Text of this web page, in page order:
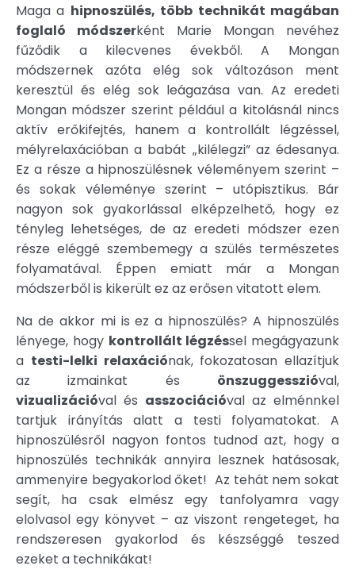
Maga a hipnoszülés, több technikát magában
foglaló módszerként Marie Mongan nevéhez
fűződik a kilecvenes évekből. A Mongan
módszernek azóta elég sok változáson ment
keresztül és elég sok leágazása van. Az eredeti
Mongan módszer szerint például a kitolásnál nincs
aktív erőkifejtés, hanem a kontrollált légzéssel,
mélyrelaxációban a babát „kilélegzi” az édesanya.
Ez a része a hipnoszülésnek véleményem szerint –
és sokak véleménye szerint – utópisztikus. Bár
nagyon sok gyakorlással elképzelhető, hogy ez
tényleg lehetséges, de az eredeti módszer ezen
része eléggé szembemegy a szülés természetes
folyamatával. Éppen emiatt már a Mongan
módszerből is kikerült ez az erősen vitatott elem.
Na de akkor mi is ez a hipnoszülés? A hipnoszülés
lényege, hogy kontrollált légzéssel megágyazunk
a testi-lelki relaxációnak, fokozatosan ellazítjuk
az izmainkat és önszuggesszióval,
vizualizációval és asszociációval az elménnkel
tartjuk irányítás alatt a testi folyamatokat. A
hipnoszülésről nagyon fontos tudnod azt, hogy a
hipnoszülés technikák annyira lesznek hatásosak,
ammenyire begyakorlod őket! Az tehát nem sokat
segít, ha csak elmész egy tanfolyamra vagy
elolvasol egy könyvet – az viszont rengeteget, ha
rendszeresen gyakorlod és készséggé teszed
ezeket a technikákat!